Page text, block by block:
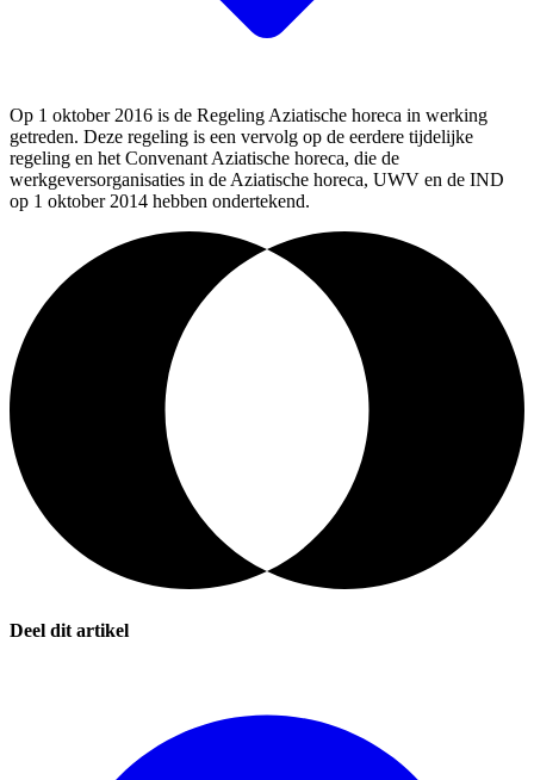
Op 1 oktober 2016 is de Regeling Aziatische horeca in werking
getreden. Deze regeling is een vervolg op de eerdere tijdelijke
regeling en het Convenant Aziatische horeca, die de
werkgeversorganisaties in de Aziatische horeca, UWV en de IND
op 1 oktober 2014 hebben ondertekend.
Deel dit artikel